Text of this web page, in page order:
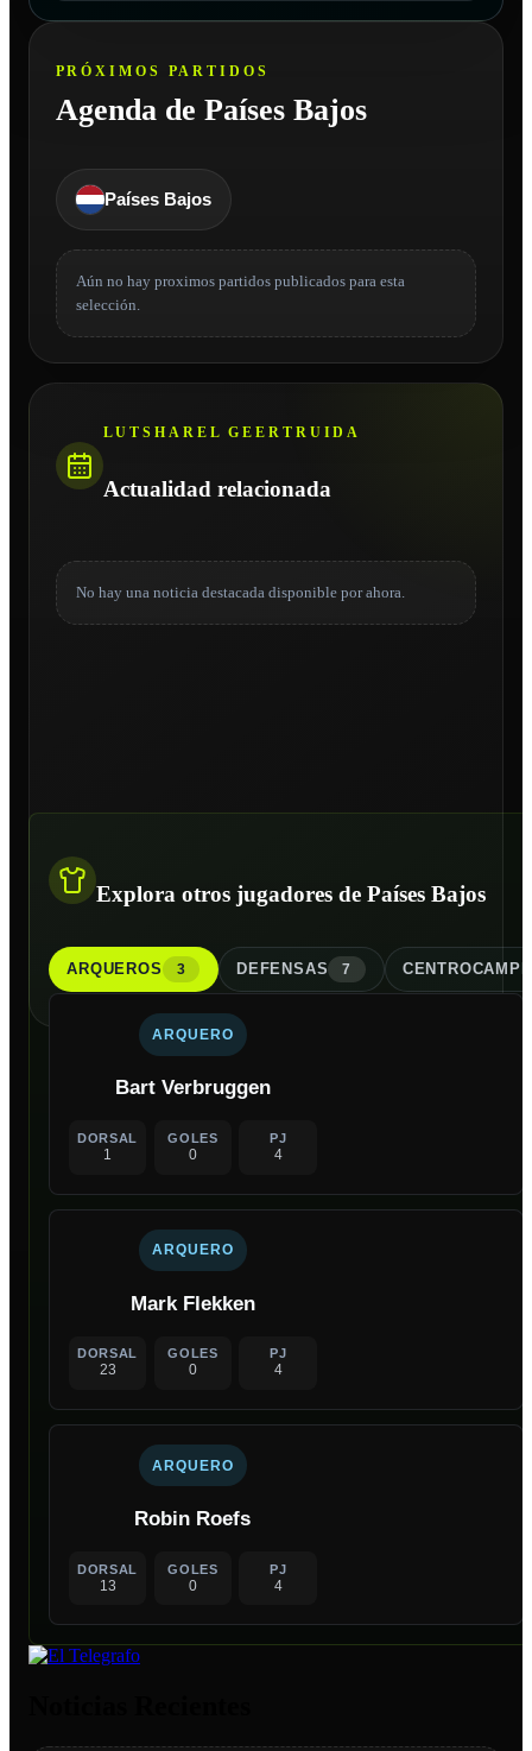
PRÓXIMOS PARTIDOS
Agenda de Países Bajos
Países Bajos
Aún no hay proximos partidos publicados para esta
selección.
LUTSHAREL GEERTRUIDA
Actualidad relacionada
No hay una noticia destacada disponible por ahora.
Explora otros jugadores de Países Bajos
ARQUEROS 3 DEFENSAS 7
ARQUERO
Bart Verbruggen
DORSAL
1
GOLES
0
PJ
4
ARQUERO
Mark Flekken
DORSAL
23
GOLES
0
PJ
4
ARQUERO
Robin Roefs
DORSAL
13
GOLES
0
PJ
4